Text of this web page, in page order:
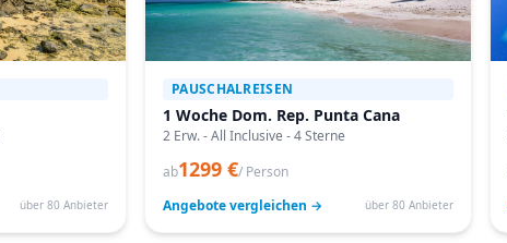
über 80 Anbieter
PAUSCHALREISEN
1 Woche Dom. Rep. Punta Cana
2 Erw. - All Inclusive - 4 Sterne
ab1299 €/ Person
Angebote vergleichen →
über 80 Anbieter